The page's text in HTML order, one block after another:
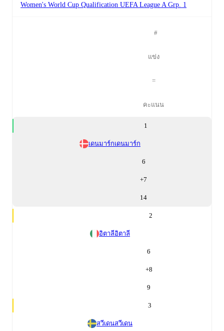
Women's World Cup Qualification UEFA League A Grp. 1
#
แข่ง
=
คะแนน
1
เดนมาร์กเดนมาร์ก
6
+7
14
2
อิตาลีอิตาลี
6
+8
9
3
สวีเดนสวีเดน